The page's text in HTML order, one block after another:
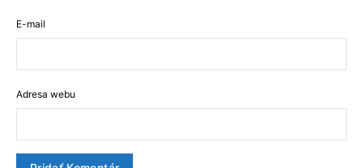
E-mail
Adresa webu